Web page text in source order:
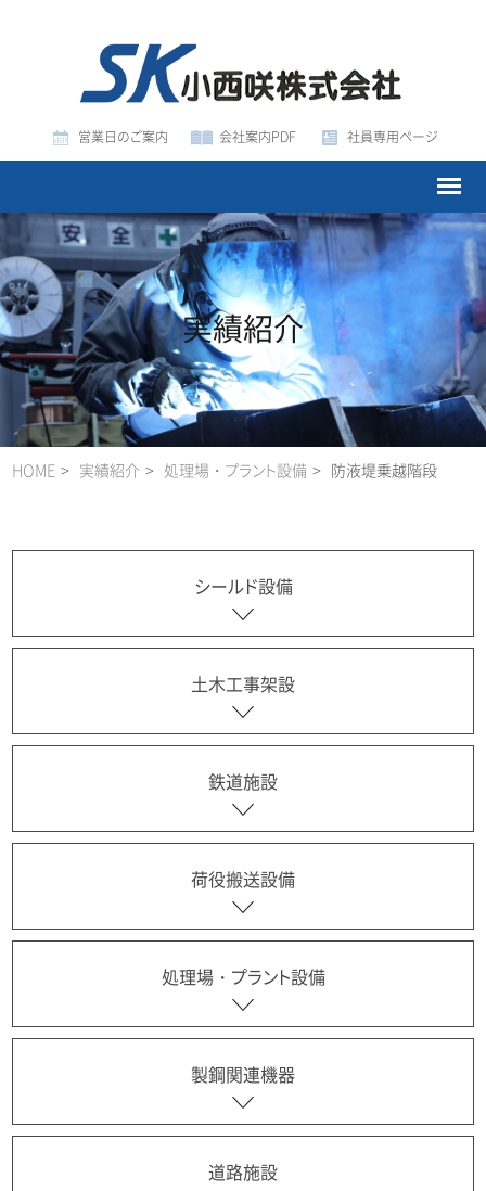
営業日のご案内 会社案内PDF 社員専用ページ
実績紹介
HOME 実績紹介 処理場・プラント設備 防液堤乗越階段
シールド設備
土木工事架設
鉄道施設
荷役搬送設備
処理場・プラント設備
製鋼関連機器
道路施設